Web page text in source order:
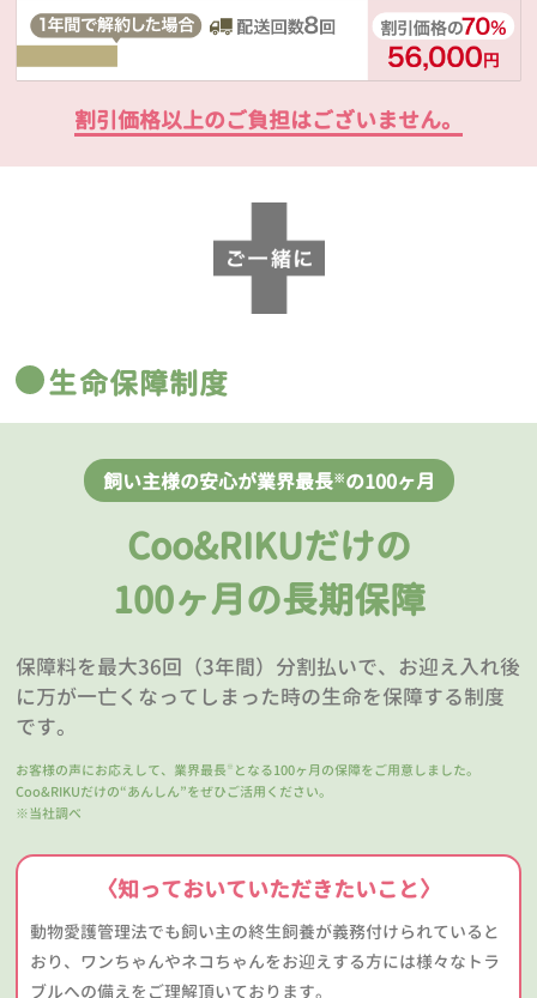
割引価格以上のご負担はございません。
生命保障制度
飼い主様の安心が業界最長※の100ヶ月
Coo&RIKUだけの
100ヶ月の長期保障
保障料を最大36回（3年間）分割払いで、お迎え入れ後
に万が一亡くなってしまった時の生命を保障する制度
です。
お客様の声にお応えして、業界最長 ※ となる100ヶ月の保障をご用意しました。
Coo&RIKUだけの“あんしん”をぜひご活用ください。
※当社調べ
〈知っておいていただきたいこと〉
動物愛護管理法でも飼い主の終生飼養が義務付けられていると
おり、ワンちゃんやネコちゃんをお迎えする方には様々なトラ
ブルへの備えをご理解頂いております。